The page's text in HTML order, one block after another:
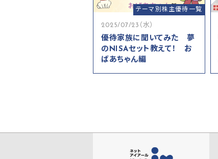
テーマ別株主優待一覧
2025/07/23（水）
優待家族に聞いてみた 夢
のNISAセット教えて！ お
ばあちゃん編